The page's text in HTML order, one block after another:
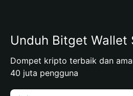
Unduh Bitget Wallet
Dompet kripto terbaik dan
40 juta pengguna